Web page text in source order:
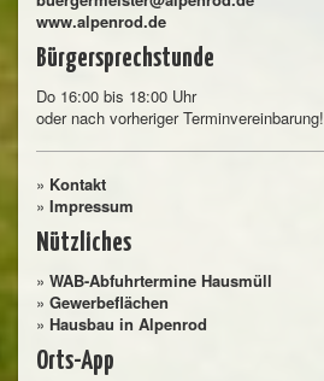
www.alpenrod.de
Bürgersprechstunde
Do 16:00 bis 18:00 Uhr
oder nach vorheriger Terminvereinbarung!
» Kontakt
» Impressum
Nützliches
» WAB-Abfuhrtermine Hausmüll
» Gewerbeflächen
» Hausbau in Alpenrod
Orts-App